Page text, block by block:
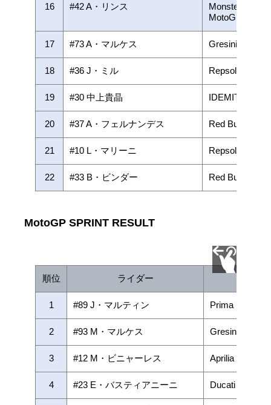
16 #42 A・リンス
Monster
MotoGP
17 #73 A・マルケス Gresini Racing
18 #36 J・ミル Repsol Honda
19 #30 中上貴晶 IDEMITSU
20 #37 A・フェルナンデス Red Bull
21 #10 L・マリーニ Repsol Honda
22 #33 B・ビンダー Red Bull KTM
MotoGP SPRINT RESULT
順位 ライダー
1 #89 J・マルティン Prima Pramac
2 #93 M・マルケス Gresini
3 #12 M・ビニャーレス Aprilia Racing
4 #23 E・バスティアニーニ Ducati Lenovo